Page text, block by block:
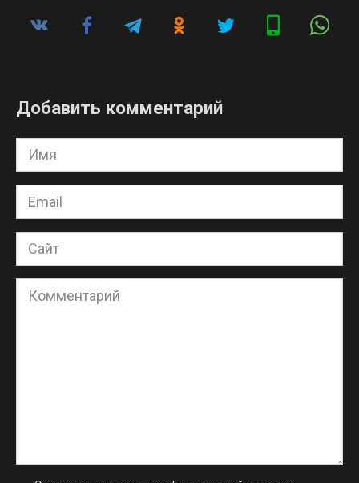
Добавить комментарий
Имя
*
Email
*
Сайт
Комментарий